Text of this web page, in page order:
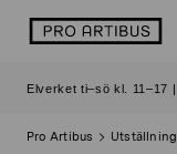
logo
Elverket ti–sö kl. 11–17
Pro Artibus